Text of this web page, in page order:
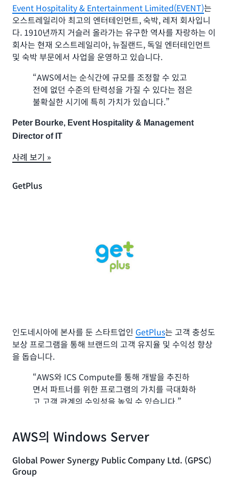
Event Hospitality & Entertainment Limited(EVENT)는
오스트레일리아 최고의 엔터테인먼트, 숙박, 레저 회사입니
다. 1910년까지 거슬러 올라가는 유구한 역사를 자랑하는 이
회사는 현재 오스트레일리아, 뉴질랜드, 독일 엔터테인먼트
및 숙박 부문에서 사업을 운영하고 있습니다.
“AWS에서는 순식간에 규모를 조정할 수 있고
전에 없던 수준의 탄력성을 가질 수 있다는 점은
불확실한 시기에 특히 가치가 있습니다.”
Peter Bourke, Event Hospitality & Management
Director of IT
사례 보기 »
GetPlus
인도네시아에 본사를 둔 스타트업인 GetPlus는 고객 충성도
보상 프로그램을 통해 브랜드의 고객 유지율 및 수익성 향상
을 돕습니다.
“AWS와 ICS Compute를 통해 개발을 추진하
면서 파트너를 위한 프로그램의 가치를 극대화하
고 고객 관계의 수익성을 높일 수 있습니다.”
Officer
사례 보기 »
AWS의 Windows Server
Global Power Synergy Public Company Ltd. (GPSC)
Group